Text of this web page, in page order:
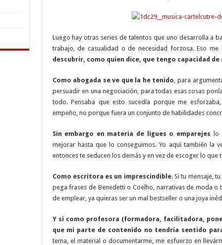
Luego hay otras series de talentos que uno desarrolla a
trabajo, de casualidad o de necesidad forzosa. Eso
descubrir, como quien dice, que tengo capacidad
Como abogada se ve que la he tenido , para
persuadir en una negociación, para todas esas cosas
todo. Pensaba que esto sucedía porque me
empeño, no porque fuera un conjunto de habilidades
Sin embargo en materia de ligues o emparejes lo
mejorar hasta que lo conseguimos. Yo aquí también la
entonces te seducen los demás y en vez de escoger lo que
Como escritora es un imprescindible. Si tu mensaje,
pega frases de Benedetti o Coelho, narrativas de moda o
de emplear, ya quieras ser un mal bestseller o una joya
Y si como profesora (formadora, facilitadora,
que mi parte de contenido no tendría sentido
tema, el material o documentarme, me esfuerzo en